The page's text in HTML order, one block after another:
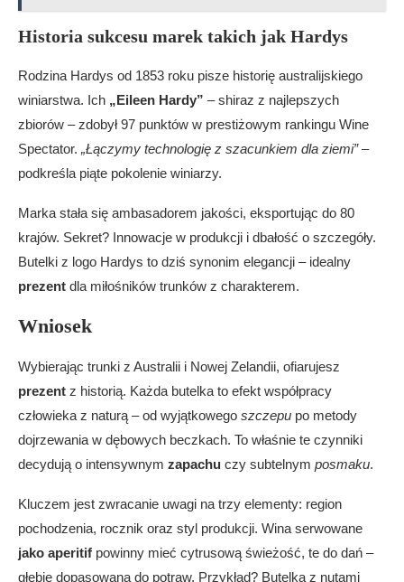
Historia sukcesu marek takich jak Hardys
Rodzina Hardys od 1853 roku pisze historię australijskiego
winiarstwa. Ich „Eileen Hardy” – shiraz z najlepszych
zbiorów – zdobył 97 punktów w prestiżowym rankingu Wine
Spectator. „Łączymy technologię z szacunkiem dla ziemi”–
podkreśla piąte pokolenie winiarzy.
Marka stała się ambasadorem jakości, eksportując do 80
krajów. Sekret? Innowacje w produkcji i dbałość o szczegóły.
Butelki z logo Hardys to dziś synonim elegancji – idealny
prezent dla miłośników trunków z charakterem.
Wniosek
Wybierając trunki z Australii i Nowej Zelandii, ofiarujesz
prezent z historią. Każda butelka to efekt współpracy
człowieka z naturą – od wyjątkowego szczepu po metody
dojrzewania w dębowych beczkach. To właśnie te czynniki
decydują o intensywnym zapachu czy subtelnym posmaku.
Kluczem jest zwracanie uwagi na trzy elementy: region
pochodzenia, rocznik oraz styl produkcji. Wina serwowane
jako aperitif powinny mieć cytrusową świeżość, te do dań –
głębię dopasowaną do potraw. Przykład? Butelka z nutami